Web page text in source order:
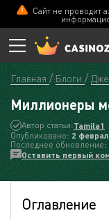
Сайт не проводит
Главная Блоги
Миллионеры
Автор статьи:Tamila1
Опубликовано:2
Последнее обновление:
Оставить первый
Оглавление